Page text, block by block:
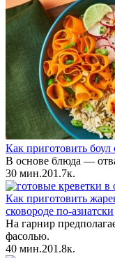
Как приготовить боул
В основе блюда —
30 мин.201.7к.
Как приготовить
сковороде по-азиатски
На гарнир
фасолью.
40 мин.201.8к.